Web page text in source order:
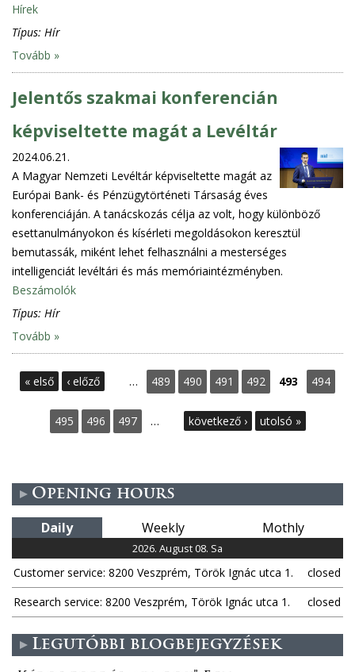
Hírek
Típus: Hír
Tovább »
Jelentős szakmai konferencián
képviseltette magát a Levéltár
2024.06.21.
A Magyar Nemzeti Levéltár képviseltette magát az
Európai Bank- és Pénzügytörténeti Társaság éves
konferenciáján. A tanácskozás célja az volt, hogy különböző
esettanulmányokon és kísérleti megoldásokon keresztül
bemutassák, miként lehet felhasználni a mesterséges
intelligenciát levéltári és más memóriaintézményben.
Beszámolók
Típus: Hír
Tovább »
P
e
s
« első ‹ előző … 489 490 491 492 493 494
495 496 497 … következő › utolsó »
Opening hours
Daily Weekly Mothly
2026. August 08. Sa
Customer service: 8200 Veszprém, Török Ignác utca 1.
closed
Research service: 8200 Veszprém, Török Ignác utca 1.
closed
Legutóbbi blogbejegyzések